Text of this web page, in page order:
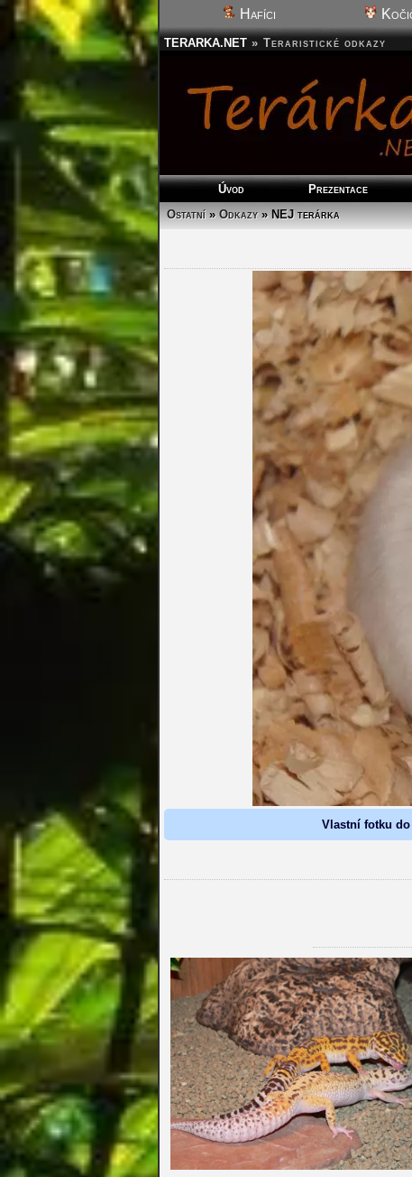
Hafíci
TERARKA.NET » Teraristické odkazy
Úvod Prezentace
Ostatní»Odkazy» NEJ terárka
Vlastní fotku do